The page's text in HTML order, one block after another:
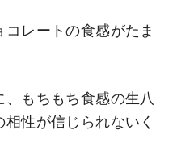
レートの食感がたま
もちもち食感の生八
性が信じられないく